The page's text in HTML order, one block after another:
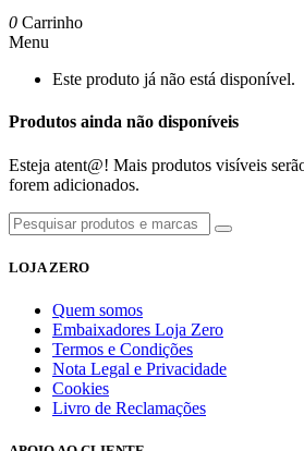
0 Carrinho
Menu
Este produto já não está disponível.
Produtos ainda não disponíveis
Esteja atent@! Mais produtos visíveis
forem adicionados.
LOJA ZERO
Quem somos
Embaixadores Loja Zero
Termos e Condições
Nota Legal e Privacidade
Cookies
Livro de Reclamações